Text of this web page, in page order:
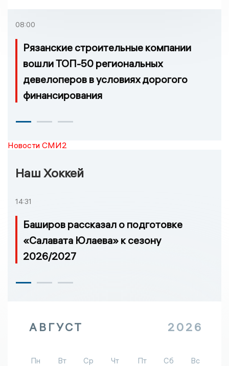
08:00
Рязанские строительные компании
вошли ТОП-50 региональных
девелоперов в условиях дорогого
финансирования
Новости СМИ2
Наш Хоккей
14:31
Баширов рассказал о подготовке
«Салавата Юлаева» к сезону
2026/2027
АВГУСТ 2026
Пн Вт Ср Чт Пт Сб
Вс